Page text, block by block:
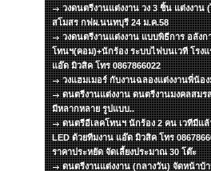
วงดนตรีงานแต่งงาน วง 3 ชิ้น แต่งงาน
สโมสร กฟผ.นนทบุรี 24 ม.ค.58
วงดนตรีงานแต่งงาน แบบพิธีการ อลังก
โทนฯ(คอม)+นักร้อง ระบบไฟบนเวที โรง
แอ๊ด มิวสิค โทร 0867866022
วงแฮมเมอร์ กับงานฉลองแต่งงานพี่น้อ
ดนตรีงานแต่งงาน ดนตรีงานมงคลสมร
มีหลากหลาย รูปแบบ..
ดนตรีอีเลคโทนฯ นักร้อง 2 คน เวทีมีแ
LED ด้วยทีมงาน แอ๊ด มิวสิค โทร
ราคาประหยัด จัดเลี้ยงประมาณ 30 โต๊ะ
ดนตรีงานแต่งงาน (กลางวัน) จัดหน้า